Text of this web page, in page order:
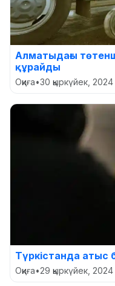
Алматыдағы
құрайды
Оқиға•30 қыркүйек, 2024
Түркістанда
Оқиға•29 қыркүйек, 2024